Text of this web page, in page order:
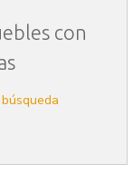
con